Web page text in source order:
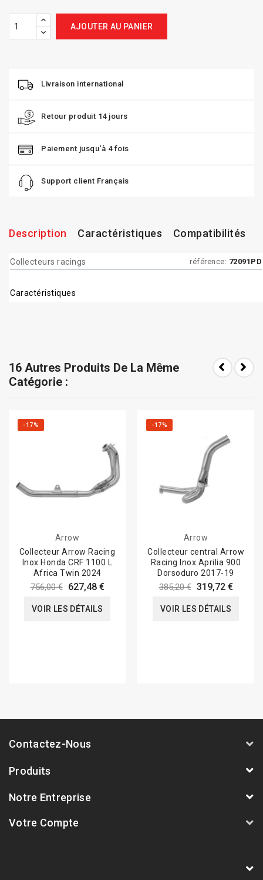
AJOUTER AU PANIER
Livraison international
Retour produit 14 jours
Paiement jusqu'à 4 fois
Support client Français
Description Caractéristiques Compatibilités
référence: 72091PD
Collecteurs racings
Caractéristiques
16 Autres Produits De La Même
Catégorie :
-17%
Arrow
Collecteur Arrow Racing
Inox Honda CRF 1100 L
Africa Twin 2024
756,00 € 627,48 €
VOIR LES DÉTAILS
-17%
Arrow
Collecteur central Arrow
Racing Inox Aprilia 900
Dorsoduro 2017-19
385,20 € 319,72 €
VOIR LES DÉTAILS
Contactez-Nous
Produits
Notre Entreprise
Votre Compte